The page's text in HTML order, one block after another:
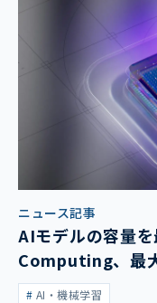
ニュース記事
AIモデルの容量
Computing、最
表AI・機械学習